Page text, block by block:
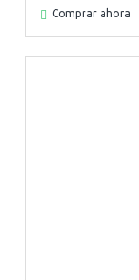
Comprar ahora